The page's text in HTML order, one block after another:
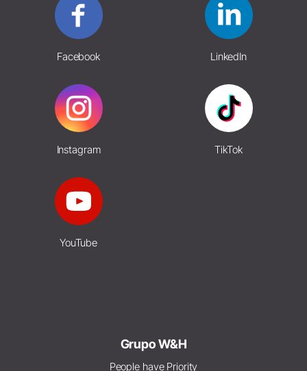
Facebook LinkedIn
Instagram TikTok
YouTube
Grupo W&H
People have Priority